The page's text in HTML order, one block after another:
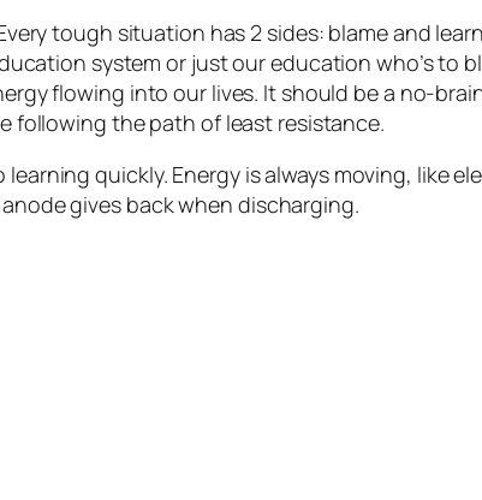
tough situation has 2 sides: blame and
system or just our education who’s to
flowing into our lives. It should be a no-
following the path of least resistance.
quickly. Energy is always moving, like
gives back when discharging.